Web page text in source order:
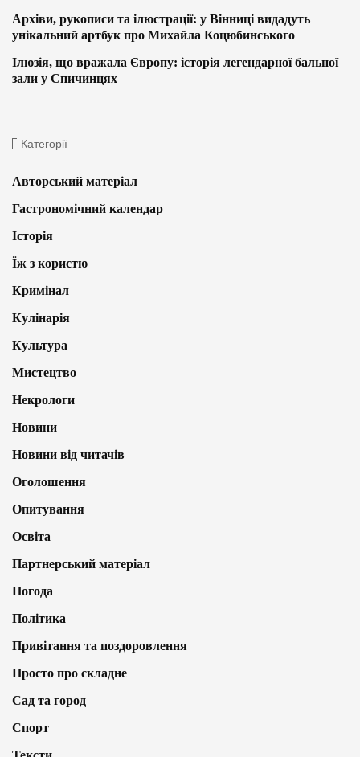
Архіви, рукописи та ілюстрації: у Вінниці видадуть
унікальний артбук про Михайла Коцюбинського
Ілюзія, що вражала Європу: історія легендарної бальної
зали у Спичинцях
Категорії
Авторський матеріал
Гастрономічний календар
Історія
Їж з користю
Кримінал
Кулінарія
Культура
Мистецтво
Некрологи
Новини
Новини від читачів
Оголошення
Опитування
Освіта
Партнерський матеріал
Погода
Політика
Привітання та поздоровлення
Просто про складне
Сад та город
Спорт